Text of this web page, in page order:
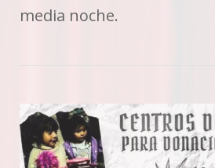
media noche.